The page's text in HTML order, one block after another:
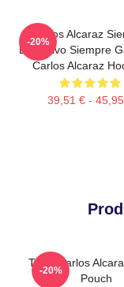
Carlos Alcaraz
Explosivo Siempre
Carlos Alcaraz
39,51 € -
-20%
Tenis Carlos
Pouch
-20%